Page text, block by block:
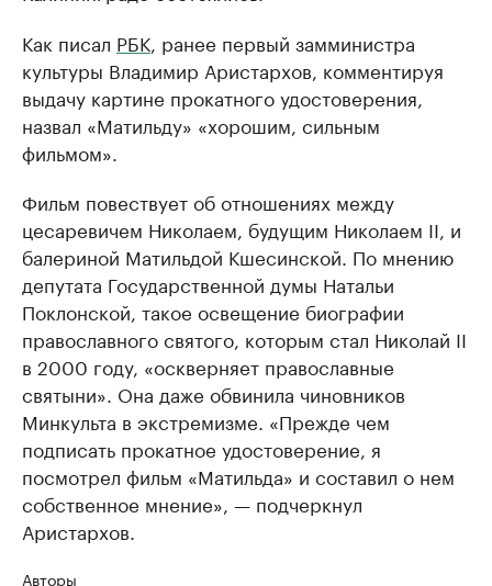
Как писал РБК , ранее первый замминистра
культуры Владимир Аристархов, комментируя
выдачу картине прокатного удостоверения,
назвал «Матильду» «хорошим, сильным
фильмом».
Фильм повествует об отношениях между
цесаревичем Николаем, будущим Николаем II, и
балериной Матильдой Кшесинской. По мнению ​
депутата Государственной думы Натальи
Поклонской, такое освещение биографии
православного святого, которым стал Николай II
в 2000 году, «оскверняет православные
святыни». Она даже обвинила чиновников
Минкульта в экстремизме. «Прежде чем
подписать прокатное удостоверение, я
посмотрел фильм «Матильда» и составил о нем
собственное мнение», — подчеркнул
Аристархов.
Авторы